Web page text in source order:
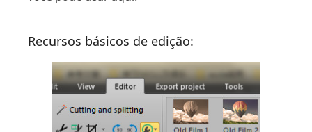
Recursos básicos de edição: